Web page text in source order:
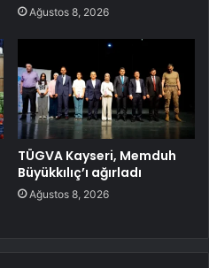
Ağustos 8, 2026
TÜGVA Kayseri, Memduh
Büyükkılıç’ı ağırladı
Ağustos 8, 2026